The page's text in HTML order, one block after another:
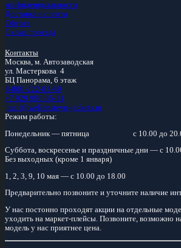
конфиденциальности
Доставка и оплата
Оферта
Схема проезда
Контакты
Москва, м. Автозаводская
ул. Мастеркова 4
БЦ Панорама, 6 этаж
8-800-222-82-89
+7 929 990-35-11
mail@wellensteyn-jackets.ru
Режим работы:
Понедельник — пятница с 10.00 до
Суббота, воскресенье и праздничные дни — с
Без выходных (кроме 1 января)
1, 2, 3, 9, 10 мая — с 10.00 до 18.00
Предварительно позвоните и уточните наличие
У нас постонно проходят акции на отдельные
уходить на маркет-плейсы. Позвоните, возможно
модель у нас приятнее цена.